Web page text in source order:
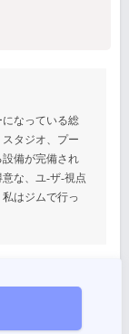
なっている総
タジオ、プー
備が完備され
な、ユ-ザ-視点
はジムで行っ